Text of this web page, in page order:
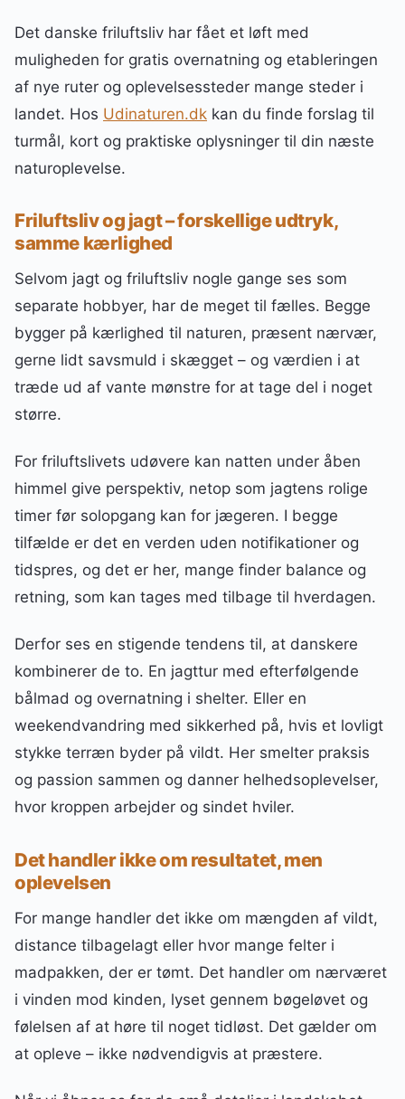
Det danske friluftsliv har fået et løft med
muligheden for gratis overnatning og etableringen
af nye ruter og oplevelsessteder mange steder i
landet. Hos Udinaturen.dk kan du finde forslag til
turmål, kort og praktiske oplysninger til din næste
naturoplevelse.
Friluftsliv og jagt – forskellige udtryk,
samme kærlighed
Selvom jagt og friluftsliv nogle gange ses som
separate hobbyer, har de meget til fælles. Begge
bygger på kærlighed til naturen, præsent nærvær,
gerne lidt savsmuld i skægget – og værdien i at
træde ud af vante mønstre for at tage del i noget
større.
For friluftslivets udøvere kan natten under åben
himmel give perspektiv, netop som jagtens rolige
timer før solopgang kan for jægeren. I begge
tilfælde er det en verden uden notifikationer og
tidspres, og det er her, mange finder balance og
retning, som kan tages med tilbage til hverdagen.
Derfor ses en stigende tendens til, at danskere
kombinerer de to. En jagttur med efterfølgende
bålmad og overnatning i shelter. Eller en
weekendvandring med sikkerhed på, hvis et lovligt
stykke terræn byder på vildt. Her smelter praksis
og passion sammen og danner helhedsoplevelser,
hvor kroppen arbejder og sindet hviler.
Det handler ikke om resultatet, men
oplevelsen
For mange handler det ikke om mængden af vildt,
distance tilbagelagt eller hvor mange felter i
madpakken, der er tømt. Det handler om nærværet
i vinden mod kinden, lyset gennem bøgeløvet og
følelsen af at høre til noget tidløst. Det gælder om
at opleve – ikke nødvendigvis at præstere.